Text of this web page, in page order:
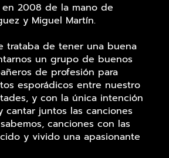
2008 de la mano de
y Miguel Martín.
trataba de tener una buena
un grupo de buenos
de profesión para
esporádicos entre nuestro
y con la única intención
cantar juntos las canciones
canciones con las
y vivido una apasionante